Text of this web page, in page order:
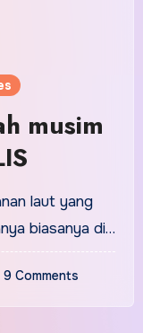
musim
laut yang
biasanya di…
9 Comments